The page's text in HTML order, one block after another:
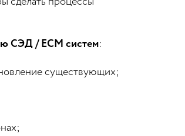
СЭД / ECM систем:
существующих;